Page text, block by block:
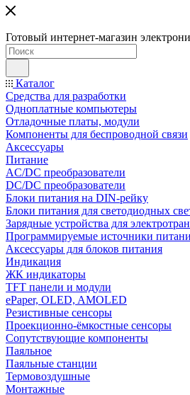
Готовый интернет-магазин
Каталог
Средства для разработки
Одноплатные компьютеры
Отладочные платы, модули
Компоненты для беспроводной связи
Аксессуары
Питание
AC/DC преобразователи
DC/DC преобразователи
Блоки питания на DIN-рейку
Блоки питания для светодиодных
Зарядные устройства для
Программируемые источники
Аксессуары для блоков питания
Индикация
ЖК индикаторы
TFT панели и модули
ePaper, OLED, AMOLED
Резистивные сенсоры
Проекционно-ёмкостные сенсоры
Сопутствующие компоненты
Паяльное
Паяльные станции
Термовоздушные
Монтажные